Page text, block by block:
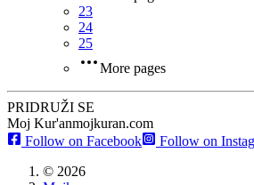
23
24
25
More pages
PRIDRUŽI SE
Moj Kur'anmojkuran.com
Follow on Facebook
Follow on
© 2026